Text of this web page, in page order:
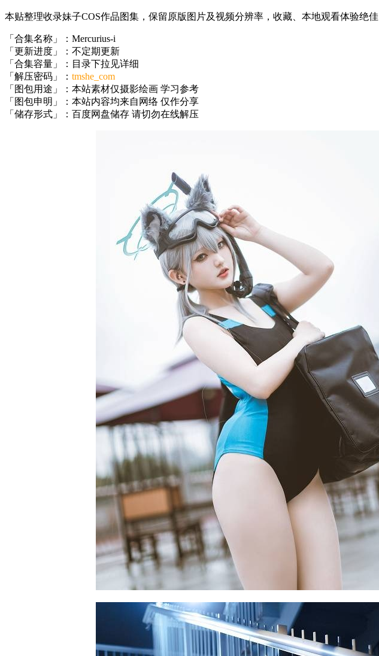
本贴整理收录妹子COS作品图集，保留原版图片及视频分辨率，收藏、本地观看体验绝佳
「合集名称」：Mercurius-i
「更新进度」：不定期更新
「合集容量」：目录下拉见详细
「解压密码」： tmshe_com
「图包用途」：本站素材仅摄影绘画 学习参考
「图包申明」：本站内容均来自网络 仅作分享
「储存形式」：百度网盘储存 请切勿在线解压